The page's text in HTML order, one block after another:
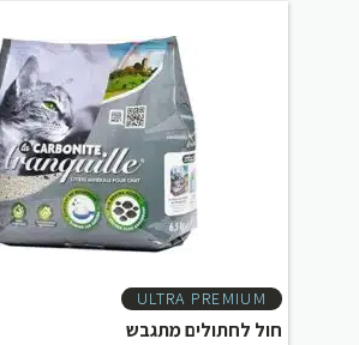
ULTRA PREMIUM
חול לחתולים מתגבש